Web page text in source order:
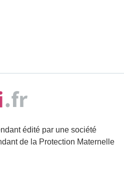
édité par une société
de la Protection Maternelle